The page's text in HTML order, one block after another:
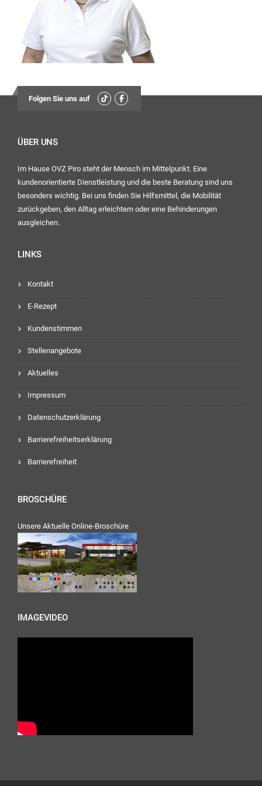
Folgen Sie uns auf
ÜBER UNS
Im Hause OVZ Piro steht der Mensch im Mittelpunkt. Eine
kundenorientierte Dienstleistung und die beste Beratung sind uns
besonders wichtig. Bei uns finden Sie Hilfsmittel, die Mobilität
zurückgeben, den Alltag erleichtern oder eine Behinderungen
ausgleichen.
LINKS
Kontakt
E-Rezept
Kundenstimmen
Stellenangebote
Aktuelles
Impressum
Datenschutzerklärung
Barrierefreiheitserklärung
Barrierefreiheit
BROSCHÜRE
Unsere Aktuelle Online-Broschüre
IMAGEVIDEO
13:30
Uhr – 17:00 Uhr
Mittwoch:
geschlossen
08:00
Uhr – 12:30 Uhr